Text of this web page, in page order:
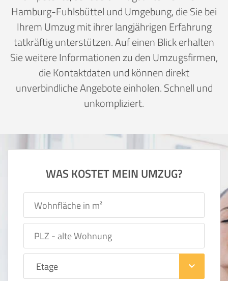
Hamburg-Fuhlsbüttel und Umgebung, die Sie bei
Ihrem Umzug mit ihrer langjährigen Erfahrung
tatkräftig unterstützen. Auf einen Blick erhalten
Sie weitere Informationen zu den Umzugsfirmen,
die Kontaktdaten und können direkt
unverbindliche Angebote einholen. Schnell und
unkompliziert.
WAS KOSTET MEIN UMZUG?
keyboard_arrow_down